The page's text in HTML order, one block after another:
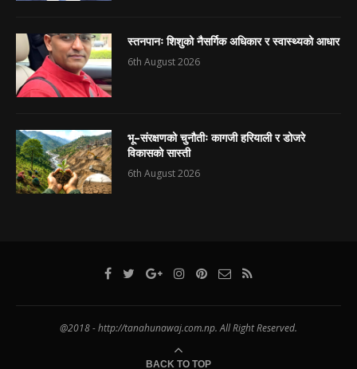
स्तनपानः शिशुको नैसर्गिक अधिकार र स्वास्थ्यको आधार
6th August 2026
भू–संरक्षणको चुनौतीः कागजी हरियाली र डोजरे
विकासको सास्ती
6th August 2026
@2018 - http://tanahunawaj.com.np. All Right Reserved.
BACK TO TOP